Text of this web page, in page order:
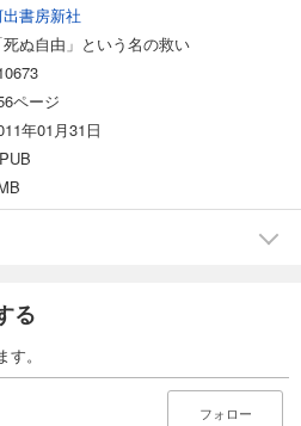
書房新社
死ぬ自由」という名の救い
ページ
年01月31日
る
。
フォロー